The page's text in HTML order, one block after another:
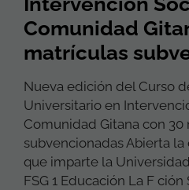
Comunidad
matrículas
Nueva edición del Curso
Universitario en
Comunidad Gitana con 30
subvencionadas Abierta
que imparte la
FSG 1 Educación La F